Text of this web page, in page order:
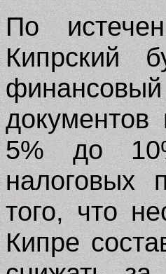
По
Кипрский
5% до
налоговых
того, что
Кипре